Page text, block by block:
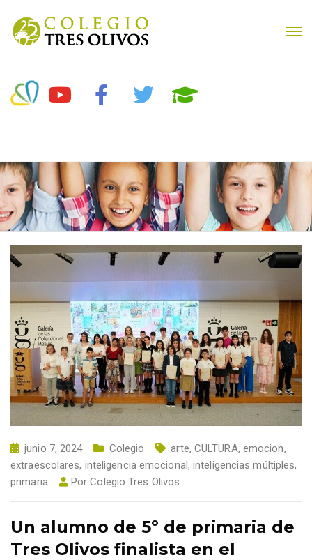
junio 7, 2024 Colegio arte, CULTURA, emocion,
extraescolares, inteligencia emocional,inteligencias múltiples,
primaria
PorColegio Tres Olivos
Un alumno de 5º de primaria de
Tres Olivos finalista en el